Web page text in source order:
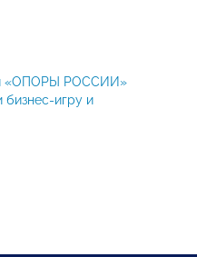
«ОПОРЫ РОССИИ»
бизнес-игру и